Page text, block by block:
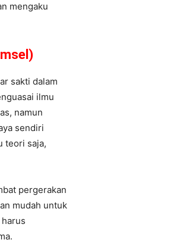
mengaku
sakti dalam
ilmu
namun
sendiri
teori saja,
pergerakan
mudah untuk